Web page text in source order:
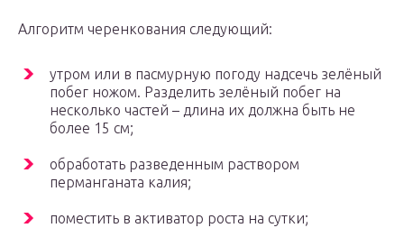
Алгоритм черенкования следующий:
утром или в пасмурную погоду надсечь зелёный
побег ножом. Разделить зелёный побег на
несколько частей – длина их должна быть не
более 15 см;
обработать разведенным раствором
перманганата калия;
поместить в активатор роста на сутки;